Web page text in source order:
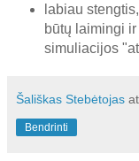
labiau
būtų laimingi
simuliacijos
Šališkas Stebėtojas at
Bendrinti